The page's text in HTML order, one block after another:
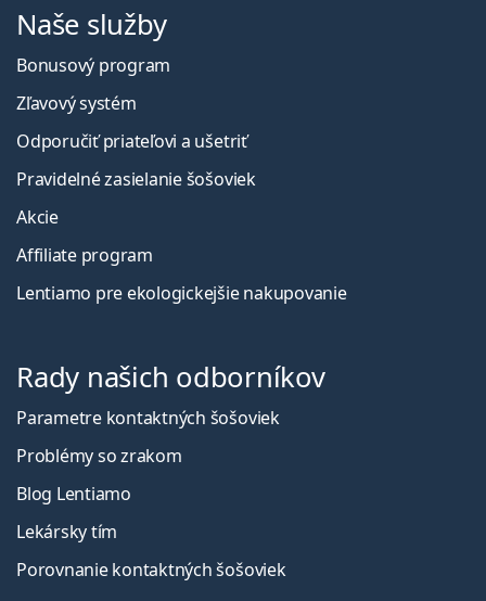
Naše služby
Bonusový program
Zľavový systém
Odporučiť priateľovi a ušetriť
Pravidelné zasielanie šošoviek
Akcie
Affiliate program
Lentiamo pre ekologickejšie nakupovanie
Rady našich odborníkov
Parametre kontaktných šošoviek
Problémy so zrakom
Blog Lentiamo
Lekársky tím
Porovnanie kontaktných šošoviek